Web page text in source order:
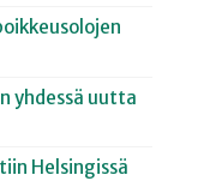
yhdessä uutta
Helsingissä